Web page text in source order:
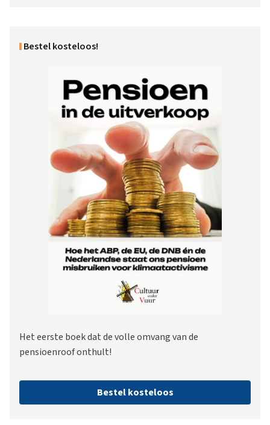
Bestel kosteloos!
Het eerste boek dat de volle omvang van de
pensioenroof onthult!
Bestel kosteloos